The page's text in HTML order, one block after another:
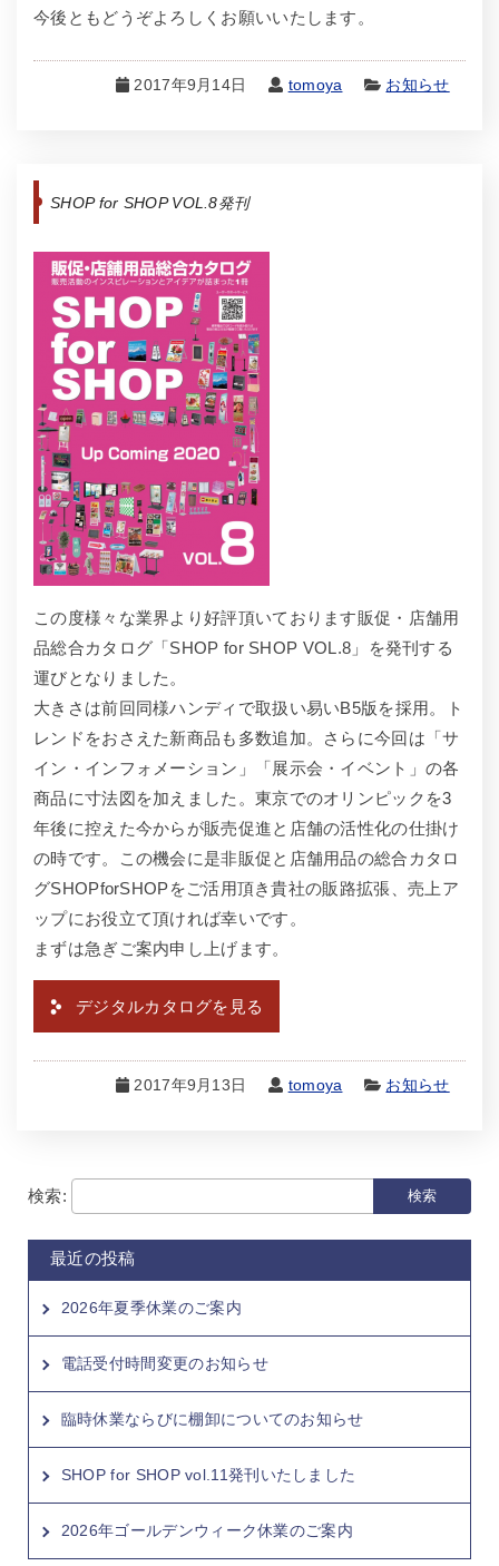
今後ともどうぞよろしくお願いいたします。
2017年9月14日 tomoya お知らせ
SHOP for SHOP VOL.8発刊
この度様々な業界より好評頂いております販促・店舗用
品総合カタログ「SHOP for SHOP VOL.8」を発刊する
運びとなりました。
大きさは前回同様ハンディで取扱い易いB5版を採用。ト
レンドをおさえた新商品も多数追加。さらに今回は「サ
イン・インフォメーション」「展示会・イベント」の各
商品に寸法図を加えました。東京でのオリンピックを3
年後に控えた今からが販売促進と店舗の活性化の仕掛け
の時です。この機会に是非販促と店舗用品の総合カタロ
グSHOPforSHOPをご活用頂き貴社の販路拡張、売上ア
ップにお役立て頂ければ幸いです。
まずは急ぎご案内申し上げます。
デジタルカタログを見る
2017年9月13日 tomoya お知らせ
検索:
最近の投稿
2026年夏季休業のご案内
電話受付時間変更のお知らせ
臨時休業ならびに棚卸についてのお知らせ
SHOP for SHOP vol.11発刊いたしました
2026年ゴールデンウィーク休業のご案内